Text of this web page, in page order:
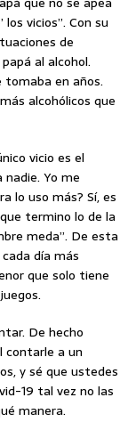
vicios”. Con su
de
al alcohol.
tomaba en años.
alcohólicos que
vicio es el
nadie. Yo me
lo uso más? Sí, es
termino lo de la
meda”. De esta
día más
que solo tiene
De hecho
contarle a un
y sé que ustedes
19 tal vez no las
manera.